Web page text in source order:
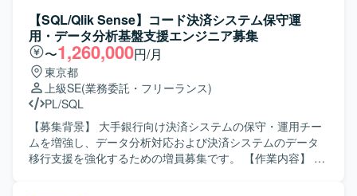
きな裁量を持って挑戦できるカルチャーの中で、事業成長
と個人の成長の両方を実現していただけます。 【開発環
境】 ゲーム開発に必要な機材や技術投資が積極的に行われ
ており、希望に応じて最適な開発環境が整備されます。社
員食堂やカフェ、リラクゼーションスペースなどを備えた
オフィスで、快適な業務環境が用意されています。また、
プロジェクトのマイルストンに応じた有給奨励日や社員旅
行など、リフレッシュを兼ねた取り組みも実施されていま
す。
に直結する領域において、データ連携基盤の中核を担う運
用保守業務に携わることができます。ETL/EAIツールやジョ
ブ管理ツールなどの運用スキルに加え、クラウド型データ
ウェアハウスとの連携知識を習得・強化できる環境です。
長期的なプロジェクトで腰を据えて経験を積むことができ
ます。 【開発環境】 ETL/EAIツール（ASTERIA Warp
等）、SQLを用いたデータベース、SVNまたはGitによる構
成管理、Backlogによるタスク・情報管理、Senjuなどのジ
ョブ管理ツール、Snowflakeなどクラウド型データウェアハ
ウスとの連携環境を利用しております。
ーパートとして要件整理、進行管理、スコープ調整を行い
ながら、実装フェーズにおける品質管理や設計レビュー、
テスト確認なども担っていただきます。ベトナムオフショ
ア開発チーム（BrSE含む）との連携を行い、能動的な提案
やプロジェクト推進も行っていただきます。顧客担当者、
PM、ベトナムオフショア開発チームと協働してプロジェク
トを遂行していただきます。 【求める人物像】 顧客や社内
ステークホルダーと円滑にコミュニケーションを取りなが
ら、主体的に課題を発見し提案や推進ができる方を求めて
います。元請の代表として責任感を持ってプロジェクトを
【SQL/Qlik Sense】コード決済システム保守運
用・データ分析基盤支援エンジニア募集
〜1,260,000円/月
東京都
上級SE(業務委託・フリーランス)
PL/SQL
【募集背景】 大手銀行向け決済システムの保守・運用チー
ムを増強し、データ分析対応および決済システムのデータ
移行支援を強化するための増員募集です。 【作業内容】 コ